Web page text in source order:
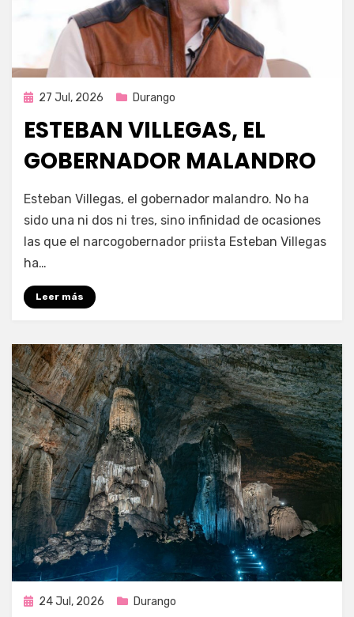
Publicada
27 Jul, 2026 Durango
ESTEBAN VILLEGAS, EL
GOBERNADOR MALANDRO
por Fernando Miranda Servín
Esteban Villegas, el gobernador malandro. No ha
sido una ni dos ni tres, sino infinidad de ocasiones
las que el narcogobernador priista Esteban Villegas
ha…
Leer más
Publicada
24 Jul, 2026 Durango